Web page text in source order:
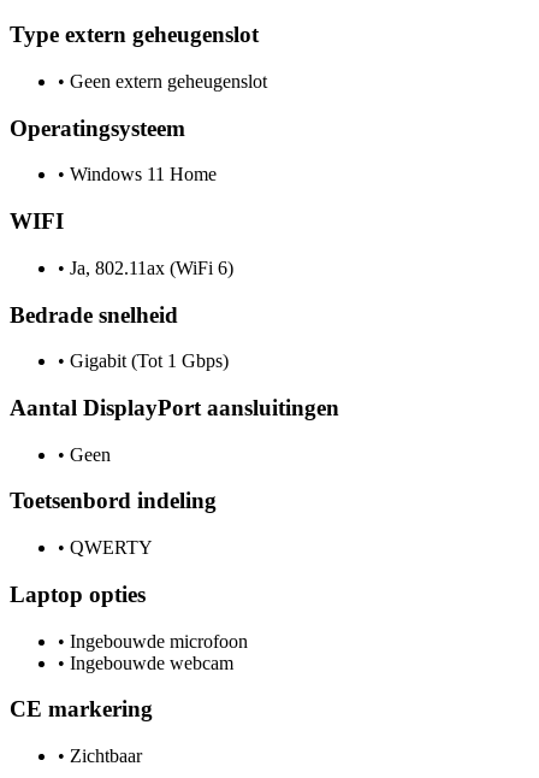
Type extern geheugenslot
• Geen extern geheugenslot
Operatingsysteem
• Windows 11 Home
WIFI
• Ja, 802.11ax (WiFi 6)
Bedrade snelheid
• Gigabit (Tot 1 Gbps)
Aantal DisplayPort aansluitingen
• Geen
Toetsenbord indeling
• QWERTY
Laptop opties
• Ingebouwde microfoon
• Ingebouwde webcam
CE markering
• Zichtbaar